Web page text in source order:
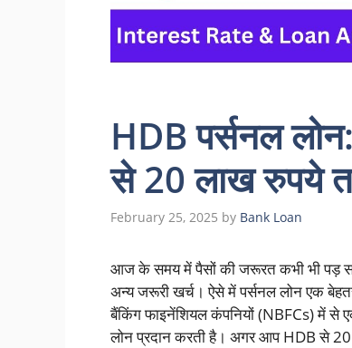
HDB पर्सनल
से 20 लाख रुपये
February 25, 2025 by Bank Loan
आज के समय में पैसों की जरूरत कभी भी पड़
अन्य जरूरी खर्च। ऐसे में पर्सनल लोन एक
बैंकिंग फाइनेंशियल कंपनियों (NBFCs) में से
लोन प्रदान करती है। अगर आप HDB से